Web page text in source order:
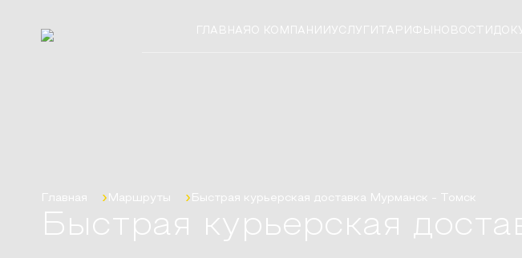
ГЛАВНАЯ О КОМПАНИИ УСЛУГИ ТАРИФЫ НОВОСТИ
Главная Маршруты Быстрая курьерская доставка Мурманск - Томск
Быстрая курьерская